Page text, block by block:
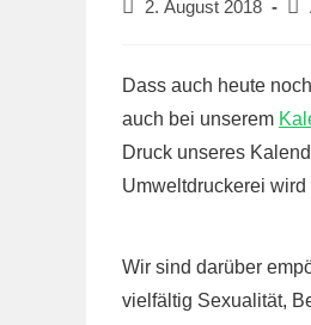
Beitrag
2. August 2018
Dass auch heute
auch bei unserem
Druck unseres
Umweltdruckerei wird
Wir sind darüber
vielfältig Sexualität,